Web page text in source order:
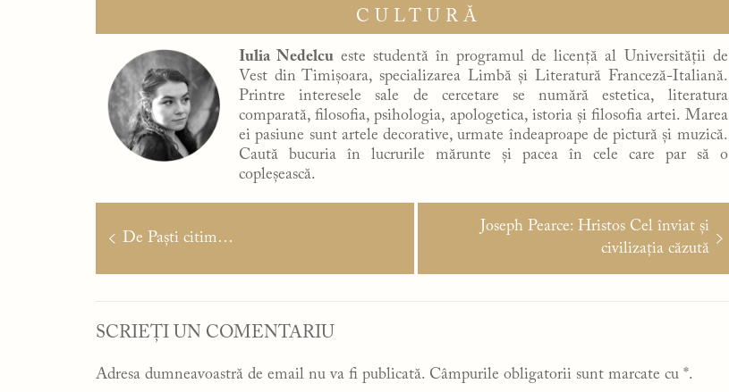
CULTURĂ
Iulia Nedelcu este studentă în programul de licență al Universității de
Vest din Timișoara, specializarea Limbă și Literatură Franceză-Italiană.
Printre interesele sale de cercetare se numără estetica, literatura
comparată, filosofia, psihologia, apologetica, istoria și filosofia artei. Marea
ei pasiune sunt artele decorative, urmate îndeaproape de pictură și muzică.
Caută bucuria în lucrurile mărunte și pacea în cele care par să o
copleșească.
în
Articolul
De Paști citim…
Articolul
Joseph Pearce: Hristos Cel înviat și
civilizația căzută
SCRIEȚI UN COMENTARIU
Adresa dumneavoastră de email nu va fi publicată. Câmpurile obligatorii sunt marcate cu *.